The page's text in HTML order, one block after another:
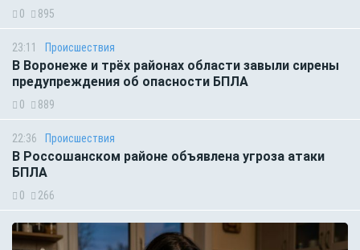
0 895
23:11 Происшествия
В Воронеже и трёх районах области завыли сирены
предупреждения об опасности БПЛА
0 889
22:36 Происшествия
В Россошанском районе объявлена угроза атаки
БПЛА
0 266